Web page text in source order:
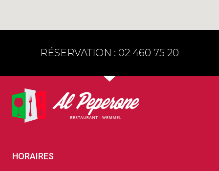
RÉSERVATION : 02 460 75 20
HORAIRES